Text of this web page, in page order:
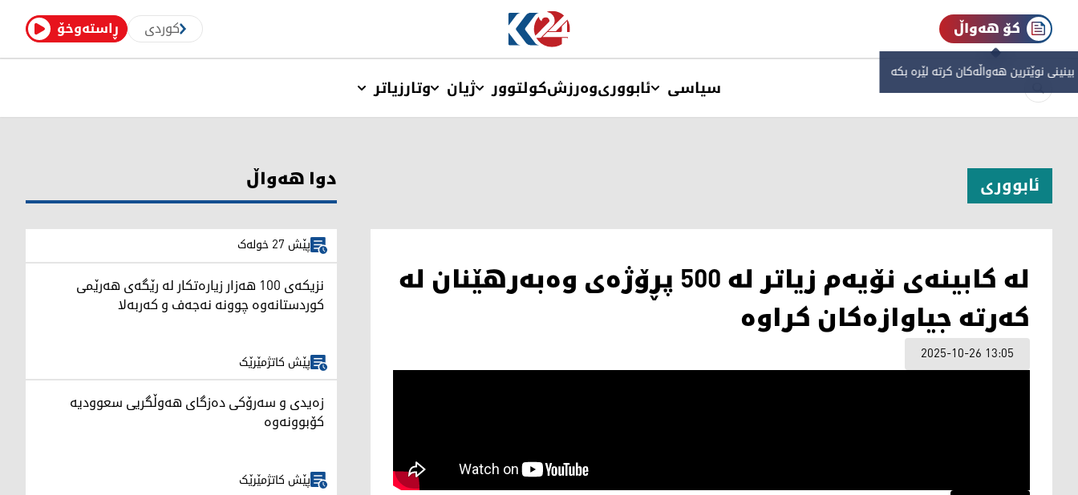
ڕاستەوخۆ کوردی کۆ هەواڵ
نوێترین هەواڵەکان کرتە لێرە بکە
سیاسی ئابووریوەرزشکولتوور ژیان وتارزیاتر
ئابووری
لە کابینەی نۆیەم زیاتر لە 500 پڕۆژەی وەبەرهێنان لە
کەرتە جیاوازەکان کراوە
2025-10-26 13:05
دوا هەواڵ
پێش 27 خولەک
نزیکەی 100 هەزار زیارەتکار لە رێگەی هەرێمی
کوردستانەوە چوونە نەجەف و کەربەلا
پێش کاتژمێرێک
زەیدی و سەرۆکی دەزگای هەوڵگریی سعوودیە
کۆبوونەوە
پێش کاتژمێرێک